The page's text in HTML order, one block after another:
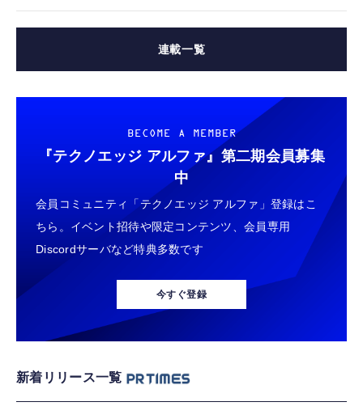
連載一覧
BECOME A MEMBER
『テクノエッジ アルファ』 第二期会員募集
中
会員コミュニティ「テクノエッジ アルファ」登録はこ
ちら。イベント招待や限定コンテンツ、会員専用
Discordサーバなど特典多数です
今すぐ登録
新着リリース一覧